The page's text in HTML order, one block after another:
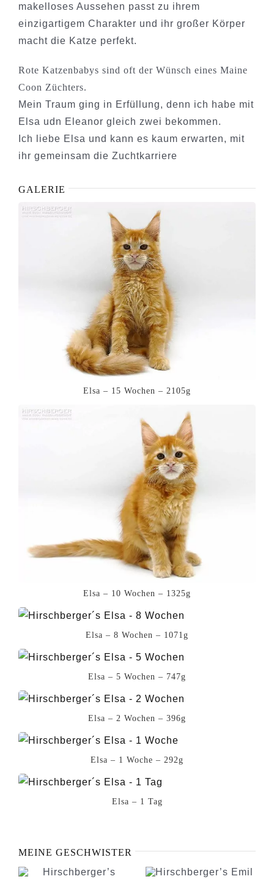
makelloses Aussehen passt zu ihrem
einzigartigem Charakter und ihr großer Körper
macht die Katze perfekt.
Rote Katzenbabys sind oft der Wünsch eines Maine
Coon Züchters.
Mein Traum ging in Erfüllung, denn ich habe mit
Elsa udn Eleanor gleich zwei bekommen.
Ich liebe Elsa und kann es kaum erwarten, mit
ihr gemeinsam die Zuchtkarriere
GALERIE
Elsa – 15 Wochen – 2105g
Elsa – 10 Wochen – 1325g
Elsa – 8 Wochen – 1071g
Elsa – 5 Wochen – 747g
Elsa – 2 Wochen – 396g
Elsa – 1 Woche – 292g
Elsa – 1 Tag
MEINE GESCHWISTER